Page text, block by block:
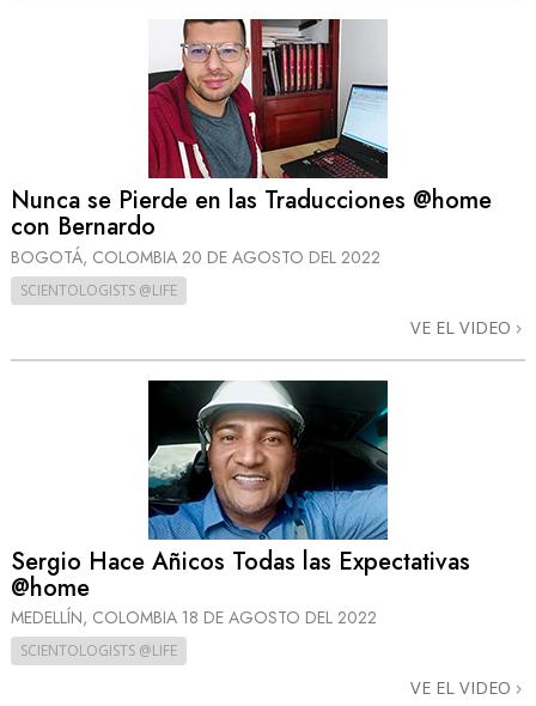
Nunca se Pierde en las Traducciones @home
con Bernardo
BOGOTÁ, COLOMBIA 20 DE AGOSTO DEL 2022
SCIENTOLOGISTS @LIFE
VE EL VIDEO
Sergio Hace Añicos Todas las Expectativas
@home
MEDELLÍN, COLOMBIA 18 DE AGOSTO DEL 2022
SCIENTOLOGISTS @LIFE
VE EL VIDEO